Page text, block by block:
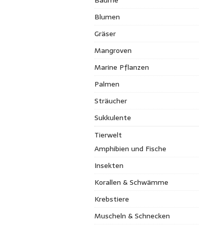
Blumen
Gräser
Mangroven
Marine Pflanzen
Palmen
Sträucher
Sukkulente
Tierwelt
Amphibien und Fische
Insekten
Korallen & Schwämme
Krebstiere
Muscheln & Schnecken